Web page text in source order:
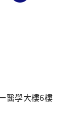
醫學大樓6樓